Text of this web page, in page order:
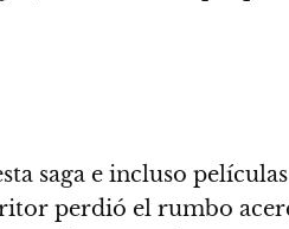
saga e incluso
perdió el rumbo